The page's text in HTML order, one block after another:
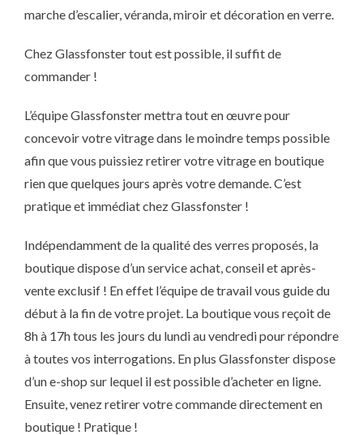
marche d’escalier, véranda, miroir et décoration en verre.
Chez Glassfonster tout est possible, il suffit de
commander !
L’équipe Glassfonster mettra tout en œuvre pour
concevoir votre vitrage dans le moindre temps possible
afin que vous puissiez retirer votre vitrage en boutique
rien que quelques jours après votre demande. C’est
pratique et immédiat chez Glassfonster !
Indépendamment de la qualité des verres proposés, la
boutique dispose d’un service achat, conseil et après-
vente exclusif ! En effet l’équipe de travail vous guide du
début à la fin de votre projet. La boutique vous reçoit de
8h à 17h tous les jours du lundi au vendredi pour répondre
à toutes vos interrogations. En plus Glassfonster dispose
d’un e-shop sur lequel il est possible d’acheter en ligne.
Ensuite, venez retirer votre commande directement en
boutique ! Pratique !